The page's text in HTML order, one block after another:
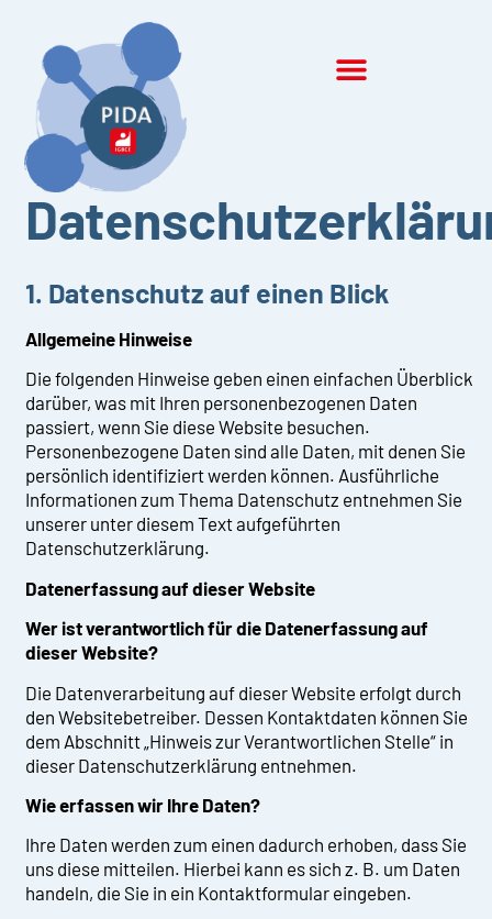
1. Datenschutz auf einen Blick
Allgemeine Hinweise
Die folgenden Hinweise geben einen einfachen Überblick
darüber, was mit Ihren personenbezogenen Daten
passiert, wenn Sie diese Website besuchen.
Personenbezogene Daten sind alle Daten, mit denen Sie
persönlich identifiziert werden können. Ausführliche
Informationen zum Thema Datenschutz entnehmen Sie
unserer unter diesem Text aufgeführten
Datenschutzerklärung.
Datenerfassung auf dieser Website
Wer ist verantwortlich für die Datenerfassung auf
dieser Website?
Die Datenverarbeitung auf dieser Website erfolgt durch
den Websitebetreiber. Dessen Kontaktdaten können Sie
dem Abschnitt „Hinweis zur Verantwortlichen Stelle“ in
dieser Datenschutzerklärung entnehmen.
Wie erfassen wir Ihre Daten?
Ihre Daten werden zum einen dadurch erhoben, dass Sie
uns diese mitteilen. Hierbei kann es sich z. B. um Daten
handeln, die Sie in ein Kontaktformular eingeben.